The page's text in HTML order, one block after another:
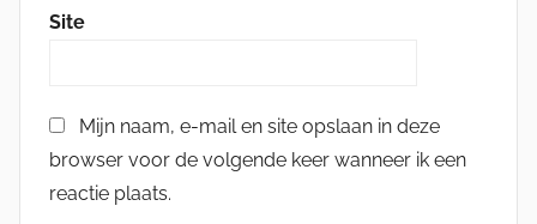
Site
Mijn naam, e-mail en site opslaan in deze
browser voor de volgende keer wanneer ik een
reactie plaats.